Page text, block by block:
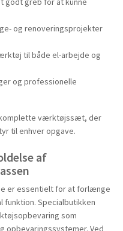
godt greb for at kunne
og renoveringsprojekter
til både el-arbejde og
og professionelle
værktøjssæt, der
til enhver opgave.
af
er essentielt for at forlænge
Specialbutikken
som